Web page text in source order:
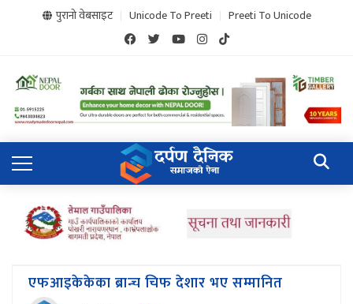
पुरानो वेबसाइट Unicode To Preeti Preeti To Unicode
एफआइकेकेका ब्रान्च चिफ देशार भए सम्मानित